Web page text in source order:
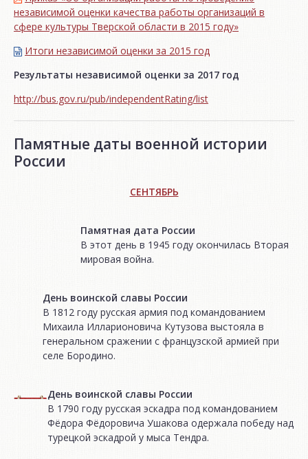
независимой оценки качества работы организаций в
сфере культуры Тверской области в 2015 году»
Итоги независимой oценки за 2015 год
Результаты независимой оценки за 2017 год
http://bus.gov.ru/pub/independentRating/list
Памятные даты военной истории
России
СЕНТЯБРЬ
Памятная дата России
В этот день в 1945 году окончилась Вторая
мировая война.
День воинской славы России
В 1812 году русская армия под командованием
Михаила Илларионовича Кутузова выстояла в
генеральном сражении с французской армией при
селе Бородино.
День воинской славы России
В 1790 году русская эскадра под командованием
Фёдора Фёдоровича Ушакова одержала победу над
турецкой эскадрой у мыса Тендра.